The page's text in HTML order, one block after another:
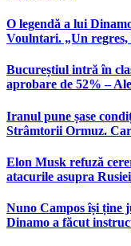
O legendă a lui
Voulntari. „Un regres,
Bucureștiul intră în
aprobare de 52% –
Iranul pune șase
Strâmtorii Ormuz.
Elon Musk refuză
atacurile asupra Rusiei
Nuno Campos își ține
Dinamo a făcut